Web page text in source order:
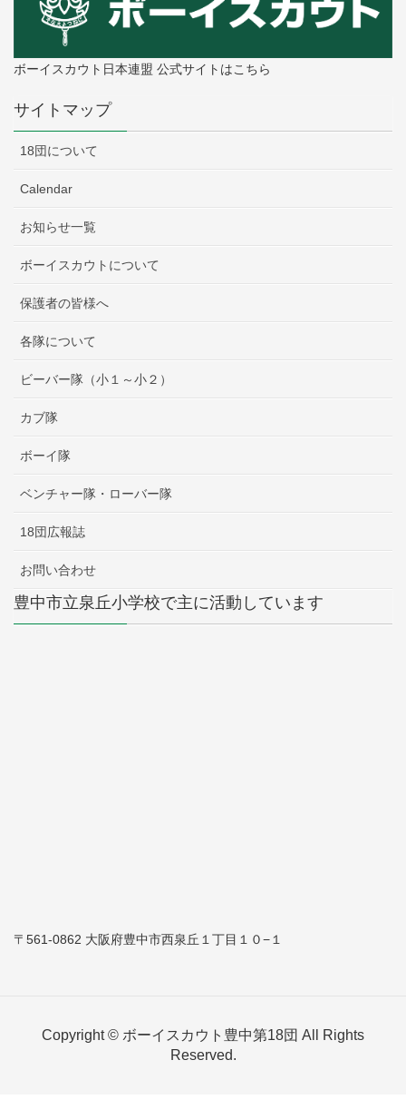
ボーイスカウト日本連盟 公式サイトはこちら
サイトマップ
18団について
Calendar
お知らせ一覧
ボーイスカウトについて
保護者の皆様へ
各隊について
ビーバー隊（小１～小２）
カブ隊
ボーイ隊
ベンチャー隊・ローバー隊
18団広報誌
お問い合わせ
豊中市立泉丘小学校で主に活動しています
〒561-0862 大阪府豊中市西泉丘１丁目１０−１
Copyright © ボーイスカウト豊中第18団 All Rights
Reserved.